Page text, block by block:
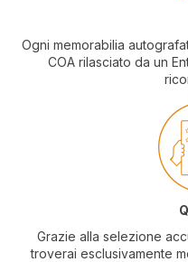
Ogni memorabilia
COA rilasciato da un
Grazie alla selezione
troverai esclusivamente